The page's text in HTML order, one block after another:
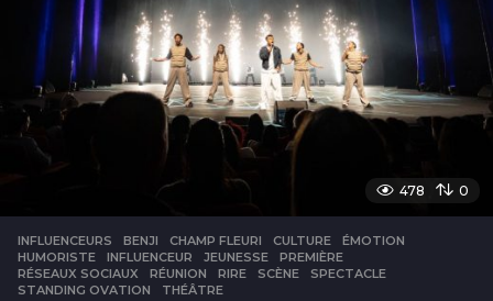
478 0
INFLUENCEURS BENJI ,CHAMP FLEURI ,CULTURE ,ÉMOTION
HUMORISTE
,INFLUENCEUR ,JEUNESSE ,PREMIÈRE
RÉSEAUX SOCIAUX
,RÉUNION ,RIRE ,SCÈNE ,SPECTACLE
STANDING OVATION
,THÉÂTRE